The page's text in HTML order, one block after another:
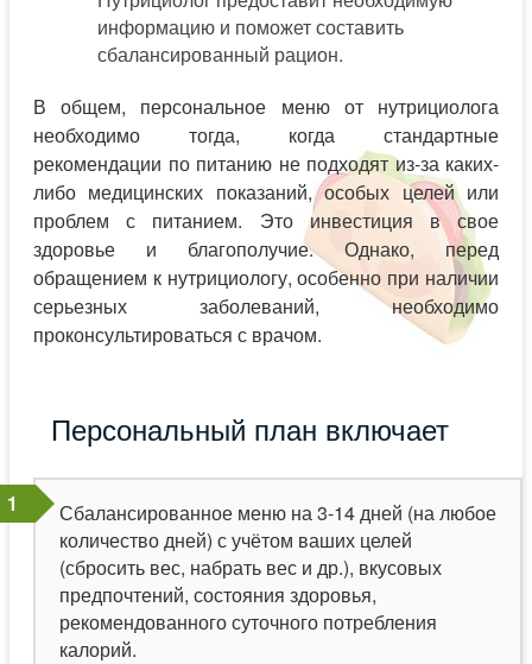
информацию и поможет составить
сбалансированный рацион.
В общем, персональное меню от нутрициолога
необходимо тогда, когда стандартные
рекомендации по питанию не подходят из-за каких-
либо медицинских показаний, особых целей или
проблем с питанием. Это инвестиция в свое
здоровье и благополучие. Однако, перед
обращением к нутрициологу, особенно при наличии
серьезных заболеваний, необходимо
проконсультироваться с врачом.
Персональный план включает
Сбалансированное меню на 3-14 дней (на любое
количество дней) с учётом ваших целей
(сбросить вес, набрать вес и др.), вкусовых
предпочтений, состояния здоровья,
рекомендованного суточного потребления
калорий.